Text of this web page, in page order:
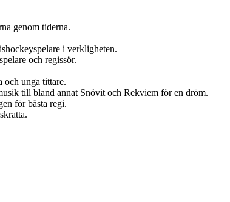
genom tiderna.
i verkligheten.
och regissör.
unga tittare.
till bland annat Snövit och Rekviem för en dröm.
för bästa regi.